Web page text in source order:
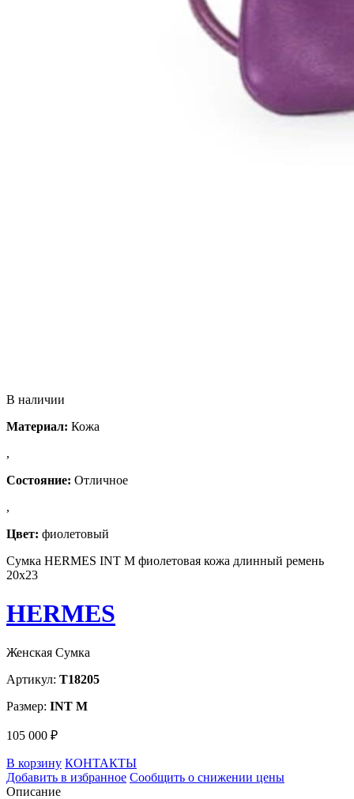
В наличии
Материал: Кожа
,
Состояние: Отличное
,
Цвет: фиолетовый
Сумка HERMES INT M фиолетовая кожа длинный ремень
20х23
HERMES
Женская Сумка
Артикул: T18205
Размер: INT M
105 000 ₽
В корзину КОНТАКТЫ
Добавить в избранное Сообщить о снижении цены
Описание